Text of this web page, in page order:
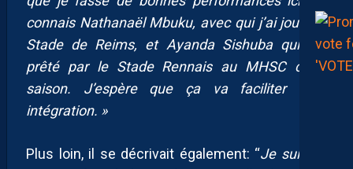
connais Nathanaël Mbuku, avec qui j’ai joué au
Stade de Reims, et Ayanda Sishuba qui est
prêté par le Stade Rennais au MHSC cette
saison. J’espère que ça va faciliter mon
intégration. »
Plus loin, il se décrivait également: “Je suis un